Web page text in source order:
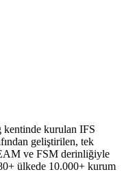
kurulan IFS
geliştirilen, tek
ve FSM derinliğiyle
ülkede 10.000+ kurum